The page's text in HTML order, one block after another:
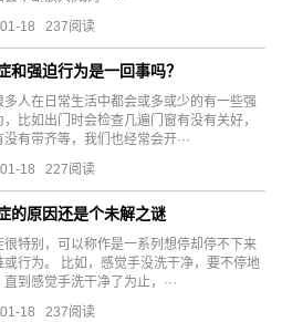
18 237阅读
和强迫行为是一回事吗？
多人在日常生活中都会或多或少的有一些强
，比如出门时会检查几遍门窗有没有关好，
没有带齐等，我们也经常会开···
18 227阅读
的原因还是个未解之谜
很特别，可以称作是一系列想停却停不下来
或行为。 比如，感觉手没洗干净，要不停地
直到感觉手洗干净了为止，···
18 237阅读